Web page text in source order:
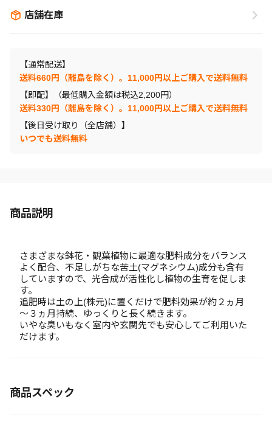
店舗在庫
【通常配送】
送料660円（離島を除く）。11,000円以上ご購入で送料無料
【即配】（最低購入金額は税込2,200円）
送料330円（離島を除く）。11,000円以上ご購入で送料無料
【後日受け取り（全店舗）】
いつでも送料無料
商品説明
さまざまな鉢花・観葉植物に最適な肥料成分をバランス
よく配合、不足しがちな苦土(マグネシウム)成分も含有
していますので、光合成が活性化し植物の生育を促しま
す。
追肥時は土の上(株元)に置くだけで肥料効果が約２ヵ月
～３ヵ月持続、ゆっくりと長く続きます。
いやな臭いもなく室内や玄関先でも安心してご利用いた
だけます。
商品スペック